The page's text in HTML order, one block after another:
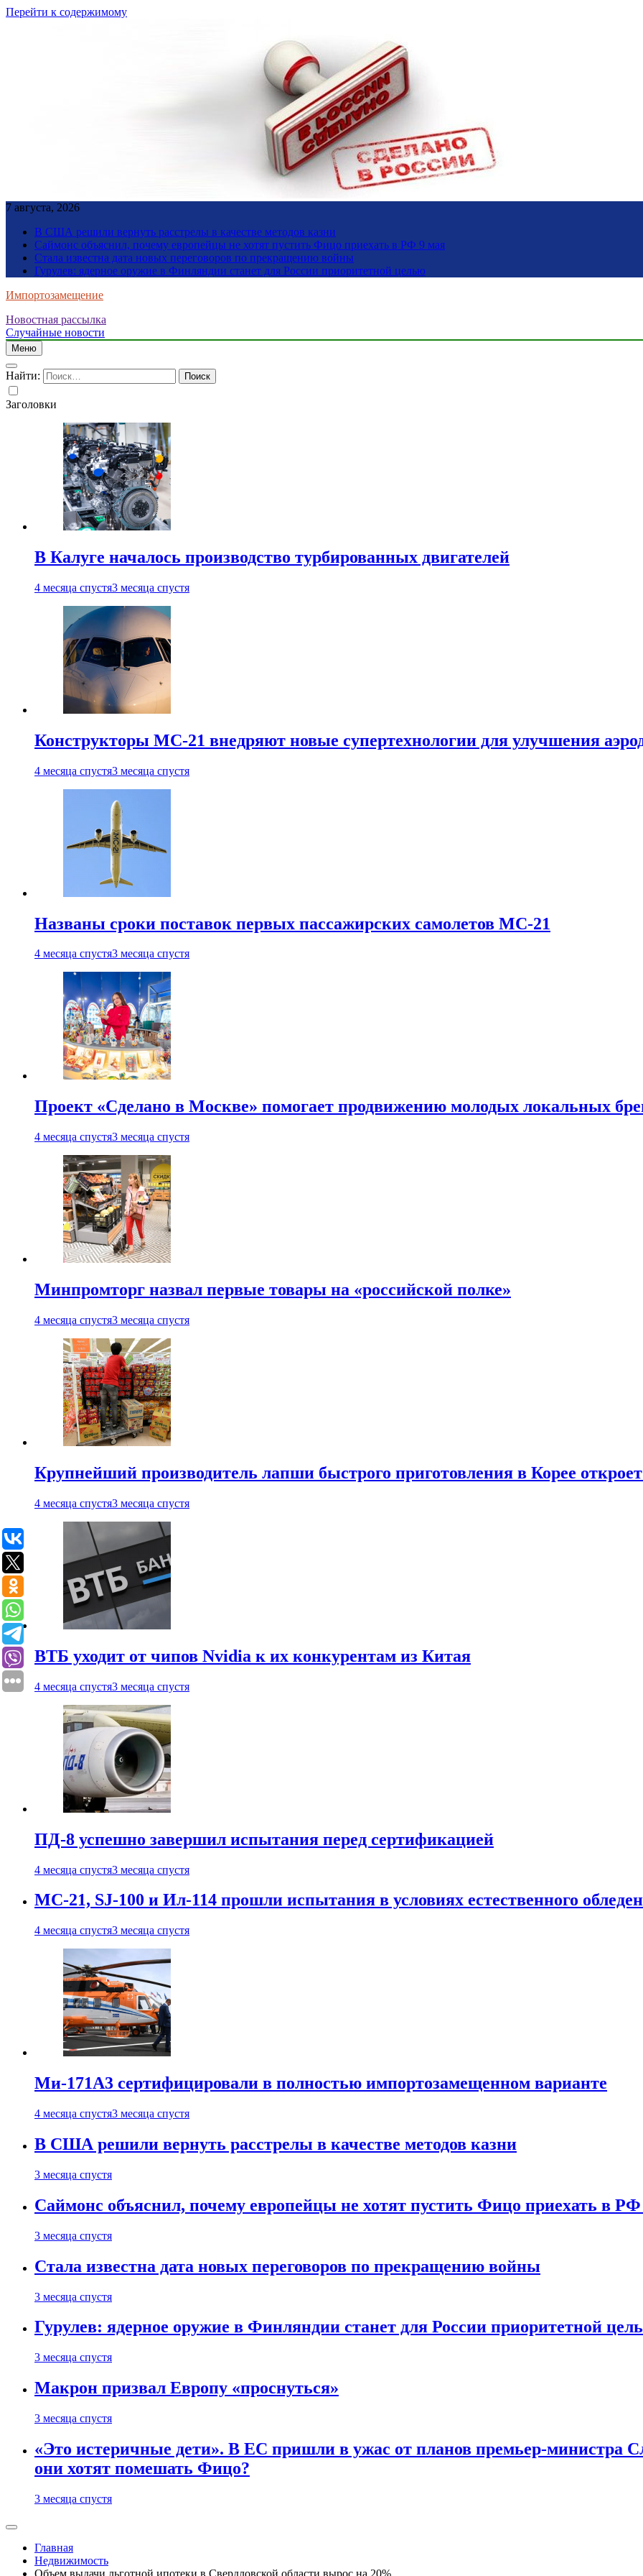
Перейти к содержимому
7 августа, 2026
В США решили вернуть расстрелы в качестве методов казни
Саймонс объяснил, почему европейцы не хотят пустить Фицо приехать в РФ 9 мая
Стала известна дата новых переговоров по прекращению войны
Гурулев: ядерное оружие в Финляндии станет для России приоритетной целью
Импортозамещение
Новостная рассылка
Случайные новости
Меню
Найти:
Заголовки
В Калуге началось производство турбированных двигателей
4 месяца спустя3 месяца спустя
Конструкторы МС-21 внедряют новые супертехнологии для улучшения
4 месяца спустя3 месяца спустя
Названы сроки поставок первых пассажирских самолетов МС-21
4 месяца спустя3 месяца спустя
Проект «Сделано в Москве» помогает продвижению молодых локальных
4 месяца спустя3 месяца спустя
Минпромторг назвал первые товары на «российской полке»
4 месяца спустя3 месяца спустя
Крупнейший производитель лапши быстрого приготовления в Корее
4 месяца спустя3 месяца спустя
ВТБ уходит от чипов Nvidia к их конкурентам из Китая
4 месяца спустя3 месяца спустя
ПД-8 успешно завершил испытания перед сертификацией
4 месяца спустя3 месяца спустя
МС-21, SJ-100 и Ил-114 прошли испытания в условиях естественного
4 месяца спустя3 месяца спустя
Ми-171А3 сертифицировали в полностью импортозамещенном варианте
4 месяца спустя3 месяца спустя
В США решили вернуть расстрелы в качестве методов казни
3 месяца спустя
Саймонс объяснил, почему европейцы не хотят пустить Фицо приехать в
3 месяца спустя
Стала известна дата новых переговоров по прекращению войны
3 месяца спустя
Гурулев: ядерное оружие в Финляндии станет для России приоритетной
3 месяца спустя
Макрон призвал Европу «проснуться»
3 месяца спустя
«Это истеричные дети». В ЕС пришли в ужас от планов премьер-министра
они хотят помешать Фицо?
3 месяца спустя
Главная
Недвижимость
Объем выдачи льготной ипотеки в Свердловской области вырос на 20%